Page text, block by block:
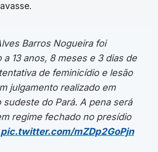
Barros Nogueira foi
a 13 anos, 8 meses e 3 dias de
de feminicídio e lesão
julgamento realizado em
sudeste do Pará. A pena será
regime fechado no presídio
pic.twitter.com/mZDp2GoPjn